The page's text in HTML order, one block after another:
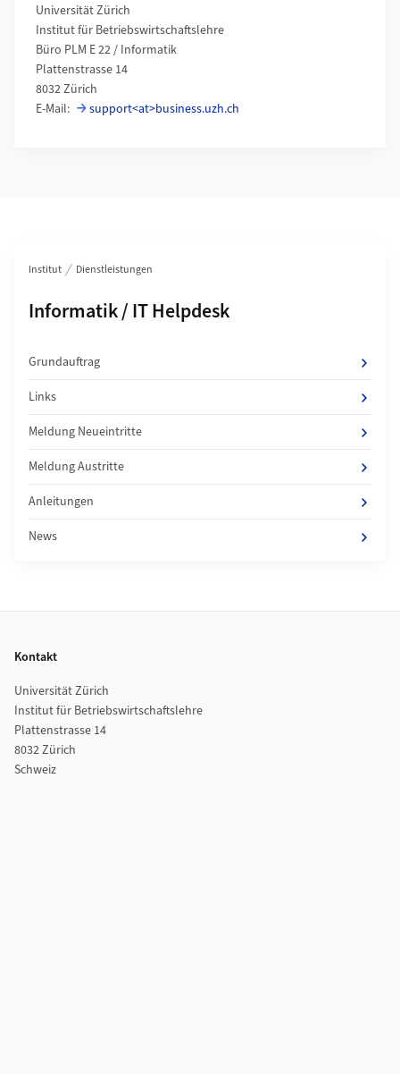
Universität Zürich
Institut für Betriebswirtschaftslehre
Büro PLM E 22 / Informatik
Plattenstrasse 14
8032 Zürich
E-Mail:
support<at>business.uzh.ch
Institut Dienstleistungen
Unterseiten von
Informatik / IT Helpdesk
Grundauftrag
Links
Meldung Neueintritte
Meldung Austritte
Anleitungen
News
Kontakt
Universität Zürich
Institut für Betriebswirtschaftslehre
Plattenstrasse 14
8032 Zürich
Schweiz